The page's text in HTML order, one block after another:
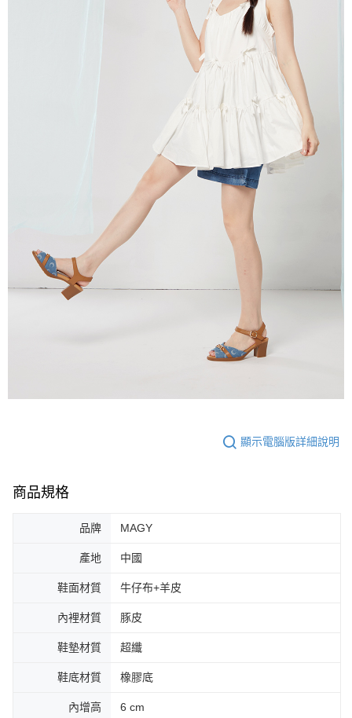
顯示電腦版詳細說明
商品規格
品牌 MAGY
產地 中國
鞋面材質 牛仔布+羊皮
內裡材質 豚皮
鞋墊材質 超纖
鞋底材質 橡膠底
內增高 6 cm